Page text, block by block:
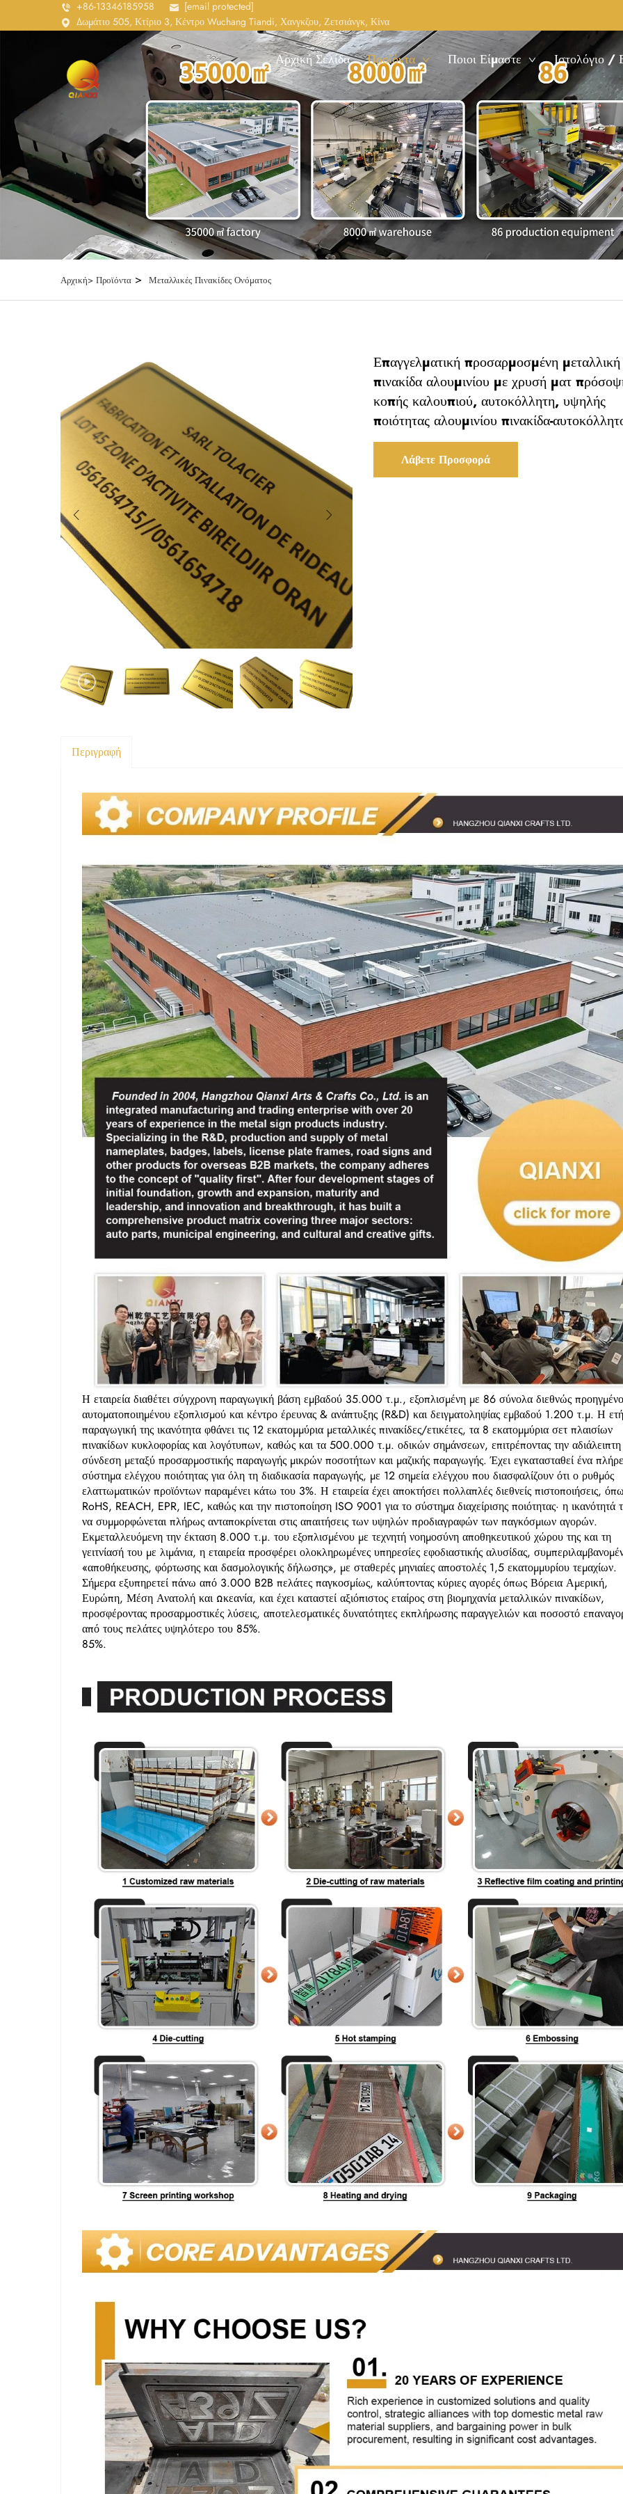
+86-13346185958
[email protected]
Δωμάτιο 505, Κτίριο 3, Κέντρο Wuchang Tiandi, Χανγκζου, Ζετσιάνγκ, Κίνα
Αρχική Σελίδα Προϊόντα Ποιοι Είμαστε Ιστολόγιο /
Αρχική> Προϊόντα > Μεταλλικές Πινακίδες Ονόματος
Επαγγελματική προσαρμοσμένη μεταλλική
πινακίδα αλουμινίου με χρυσή ματ
κοπής καλουπιού, αυτοκόλλητη, υψηλής
ποιότητας αλουμινίου πινακίδα-
Λάβετε Προσφορά
Περιγραφή
Η εταιρεία διαθέτει σύγχρονη παραγωγική βάση εμβαδού 35.000 τ.μ., εξοπλισμένη με 86 σύνολα διεθνώς
αυτοματοποιημένου εξοπλισμού και κέντρο έρευνας & ανάπτυξης (R&D) και δειγματοληψίας εμβαδού 1.200 τ.μ. Η
παραγωγική της ικανότητα φθάνει τις 12 εκατομμύρια μεταλλικές πινακίδες/ετικέτες, τα 8 εκατομμύρια σετ πλαισίων
πινακίδων κυκλοφορίας και λογότυπων, καθώς και τα 500.000 τ.μ. οδικών σημάνσεων, επιτρέποντας την αδιάλειπτη
σύνδεση μεταξύ προσαρμοστικής παραγωγής μικρών ποσοτήτων και μαζικής παραγωγής. Έχει εγκατασταθεί ένα
σύστημα ελέγχου ποιότητας για όλη τη διαδικασία παραγωγής, με 12 σημεία ελέγχου που διασφαλίζουν ότι ο ρυθμός
ελαττωματικών προϊόντων παραμένει κάτω του 3%. Η εταιρεία έχει αποκτήσει πολλαπλές διεθνείς πιστοποιήσεις,
RoHS, REACH, EPR, IEC, καθώς και την πιστοποίηση ISO 9001 για το σύστημα διαχείρισης ποιότητας· η ικανότητά
να συμμορφώνεται πλήρως ανταποκρίνεται στις απαιτήσεις των υψηλών προδιαγραφών των παγκόσμιων αγορών.
Εκμεταλλευόμενη την έκταση 8.000 τ.μ. του εξοπλισμένου με τεχνητή νοημοσύνη αποθηκευτικού χώρου της και τη
γειτνίασή του με λιμάνια, η εταιρεία προσφέρει ολοκληρωμένες υπηρεσίες εφοδιαστικής αλυσίδας,
«αποθήκευσης, φόρτωσης και δασμολογικής δήλωσης», με σταθερές μηνιαίες αποστολές 1,5 εκατομμυρίου τεμαχίων.
Σήμερα εξυπηρετεί πάνω από 3.000 B2B πελάτες παγκοσμίως, καλύπτοντας κύριες αγορές όπως Βόρεια Αμερική,
Ευρώπη, Μέση Ανατολή και Ωκεανία, και έχει καταστεί αξιόπιστος εταίρος στη βιομηχανία μεταλλικών πινακίδων,
προσφέροντας προσαρμοστικές λύσεις, αποτελεσματικές δυνατότητες εκπλήρωσης παραγγελιών και ποσοστό
από τους πελάτες υψηλότερο του 85%.
85%.